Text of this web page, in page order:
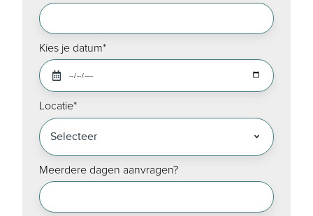
Kies je datum*
Locatie*
Meerdere dagen aanvragen?